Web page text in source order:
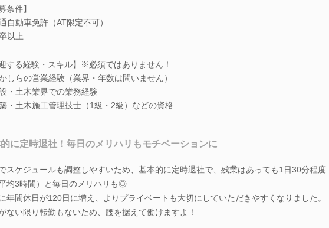
条件】
自動車免許（AT限定不可）
以上
迎する経験・スキル】※必須ではありません！
しらの営業経験（業界・年数は問いません）
・土木業界での業務経験
・土木施工管理技士（1級・2級）などの資格
に定時退社！毎日のメリハリもモチベーションに
スケジュールも調整しやすいため、基本的に定時退社で、残業はあっても1日30分程度
平均3時間）と毎日のメリハリも◎
年間休日が120日に増え、よりプライベートも大切にしていただきやすくなりました。
ない限り転勤もないため、腰を据えて働けますよ！